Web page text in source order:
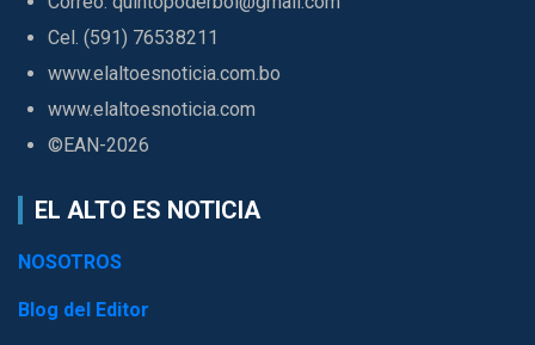
Cel. (591) 76538211
www.elaltoesnoticia.com.bo
www.elaltoesnoticia.com
©EAN-2026
EL ALTO ES NOTICIA
NOSOTROS
Blog del Editor